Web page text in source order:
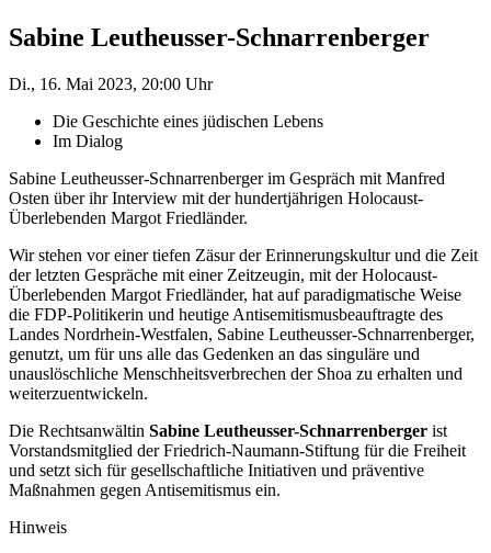
Sabine Leutheusser-Schnarrenberger
Di., 16. Mai 2023, 20:00 Uhr
Die Geschichte eines jüdischen Lebens
Im Dialog
Sabine Leutheusser-Schnarrenberger im Gespräch mit Manfred
Osten über ihr Interview mit der hundertjährigen Holocaust-
Überlebenden Margot Friedländer.
Wir stehen vor einer tiefen Zäsur der Erinnerungskultur und die Zeit
der letzten Gespräche mit einer Zeitzeugin, mit der Holocaust-
Überlebenden Margot Friedländer, hat auf paradigmatische Weise
die FDP-Politikerin und heutige Antisemitismusbeauftragte des
Landes Nordrhein-Westfalen, Sabine Leutheusser-Schnarrenberger,
genutzt, um für uns alle das Gedenken an das singuläre und
unauslöschliche Menschheitsverbrechen der Shoa zu erhalten und
weiterzuentwickeln.
Die Rechtsanwältin Sabine Leutheusser-Schnarrenberger ist
Vorstandsmitglied der Friedrich-Naumann-Stiftung für die Freiheit
und setzt sich für gesellschaftliche Initiativen und präventive
Maßnahmen gegen Antisemitismus ein.
Hinweis